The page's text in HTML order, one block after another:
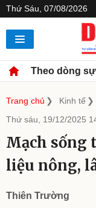
Thứ Sáu, 07/08/2026
Theo dòng
Trang chủ Kinh tế
Thứ sáu, 19/12/2025
Mạch sống
liệu nông,
Thiên Trường